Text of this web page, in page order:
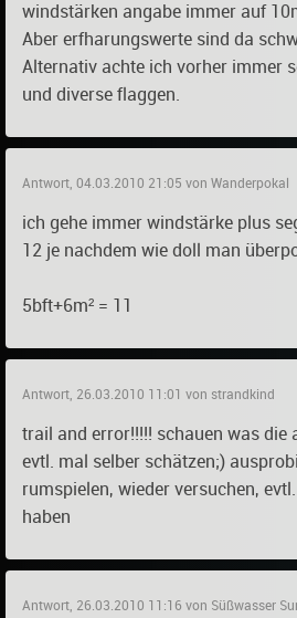
windstärken angabe immer auf
Aber erfharungswerte sind da
Alternativ achte ich vorher immer
und diverse flaggen.
Antwort, 04.03.2010 21:05 von Wanderpokal
ich gehe immer windstärke plus
12 je nachdem wie doll man
5bft+6m² = 11
Antwort, 26.03.2010 11:01 von strandkind
trail and error!!!!! schauen was die
evtl. mal selber schätzen;)
rumspielen, wieder versuchen,
haben
Antwort, 26.03.2010 11:16 von Süßwasser